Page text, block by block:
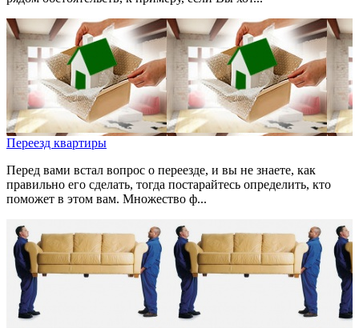
Переезд квартиры
Перед вами встал вопрос о переезде, и вы не знаете, как
правильно его сделать, тогда постарайтесь определить, кто
поможет в этом вам. Множество ф...